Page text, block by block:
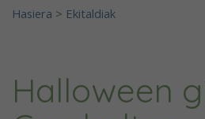
Hasiera > Ekitaldiak
Halloween